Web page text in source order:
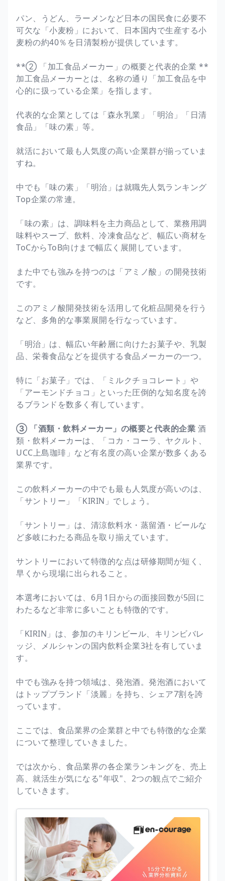
パン、うどん、ラーメンなど日本の国民食に必要不
可欠な「小麦粉」において、日本国内で生産する小
麦粉の約40％を日清製粉が提供しています。
**② 「加工食品メーカー」の概要と代表的企業 **
加工食品メーカーとは、名称の通り「加工食品を中
心的に扱っている企業」を指します。
代表的な企業としては「森永乳業」「明治」「日清
食品」「味の素」等。
就活において最も人気度の高い企業群が揃っていま
すね。
中でも「味の素」「明治」は就職先人気ランキング
Top企業の常連。
「味の素」は、調味料を主力商品として、業務用調
味料やスープ、飲料、冷凍食品など、幅広い商材を
ToCからToB向けまで幅広く展開しています。
また中でも強みを持つのは「アミノ酸」の開発技術
です。
このアミノ酸開発技術を活用して化粧品開発を行う
など、多角的な事業展開を行なっています。
「明治」は、幅広い年齢層に向けたお菓子や、乳製
品、栄養食品などを提供する食品メーカーの一つ。
特に「お菓子」では、「ミルクチョコレート」や
「アーモンドチョコ」といった圧倒的な知名度を誇
るブランドを数多く有しています。
③ 「酒類・飲料メーカー」の概要と代表的企業 酒
類・飲料メーカーは、「コカ・コーラ、ヤクルト、
UCC上島珈琲」など有名度の高い企業が数多くある
業界です。
この飲料メーカーの中でも最も人気度が高いのは、
「サントリー」「KIRIN」でしょう。
「サントリー」は、清涼飲料水・蒸留酒・ビールな
ど多岐にわたる商品を取り揃えています。
サントリーにおいて特徴的な点は研修期間が短く、
早くから現場に出られること。
本選考においては、6月1日からの面接回数が5回に
わたるなど非常に多いことも特徴的です。
「KIRIN」は、参加のキリンビール、キリンビバレ
ッジ、メルシャンの国内飲料企業3社を有していま
す。
中でも強みを持つ領域は、発泡酒。発泡酒において
はトップブランド「淡麗」を持ち、シェア7割を誇
っています。
ここでは、食品業界の企業群と中でも特徴的な企業
について整理していきました。
では次から、食品業界の各企業ランキングを、売上
高、就活生が気になる"年収"、2つの観点でご紹介
していきます。